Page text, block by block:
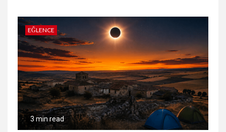
EĞLENCE
3 min read